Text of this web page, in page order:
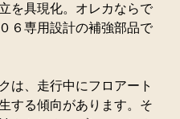
を具現化。オレカならで
６専用設計の補強部品で
は、走行中にフロアート
する傾向があります。そ